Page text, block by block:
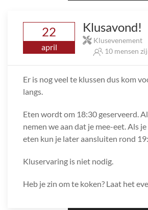
22
april
Klusavond!
Klusevenement
10 mensen
Er is nog veel te klussen dus kom
langs.
Eten wordt om 18:30 geserveerd.
nemen we aan dat je mee-eet. Als
eten kun je later aansluiten rond
Kluservaring is niet nodig.
Heb je zin om te koken? Laat het